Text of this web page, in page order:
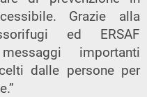
Grazie alla
ed ERSAF
importanti
dalle persone per